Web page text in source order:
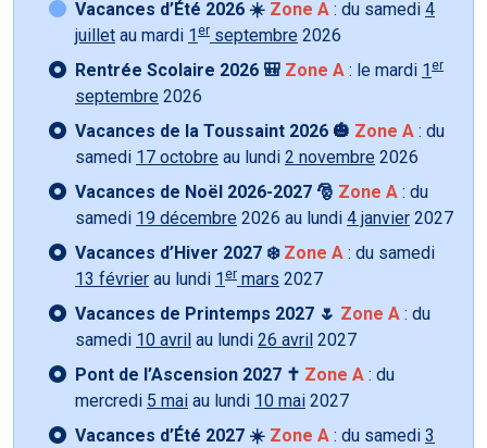
Vacances d’Été 2026 ☀️ Zone A : du samedi 4
juillet au mardi 1 er septembre 2026
Rentrée Scolaire 2026 🎒 Zone A : le mardi 1 er
septembre 2026
Vacances de la Toussaint 2026 🎃 Zone A : du
samedi 17 octobre au lundi 2 novembre 2026
Vacances de Noël 2026-2027 🎅 Zone A : du
samedi 19 décembre 2026 au lundi 4 janvier 2027
Vacances d’Hiver 2027 ❄️ Zone A : du samedi
13 février au lundi 1 er mars 2027
Vacances de Printemps 2027 🌷 Zone A : du
samedi 10 avril au lundi 26 avril 2027
Pont de l’Ascension 2027 ✝️ Zone A : du
mercredi 5 mai au lundi 10 mai 2027
Vacances d’Été 2027 ☀️ Zone A : du samedi 3